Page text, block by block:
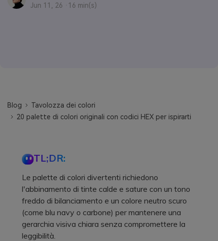
Jun 11, 26 · 16 min(s)
Blog
Tavolozza dei colori
20 palette di colori originali con codici HEX per ispirarti
TL;DR:
Le palette di colori divertenti richiedono
l'abbinamento di tinte calde e sature con un tono
freddo di bilanciamento e un colore neutro scuro
(come blu navy o carbone) per mantenere una
gerarchia visiva chiara senza compromettere la
leggibilità.